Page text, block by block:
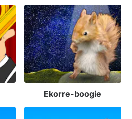
Ekorre-boogie